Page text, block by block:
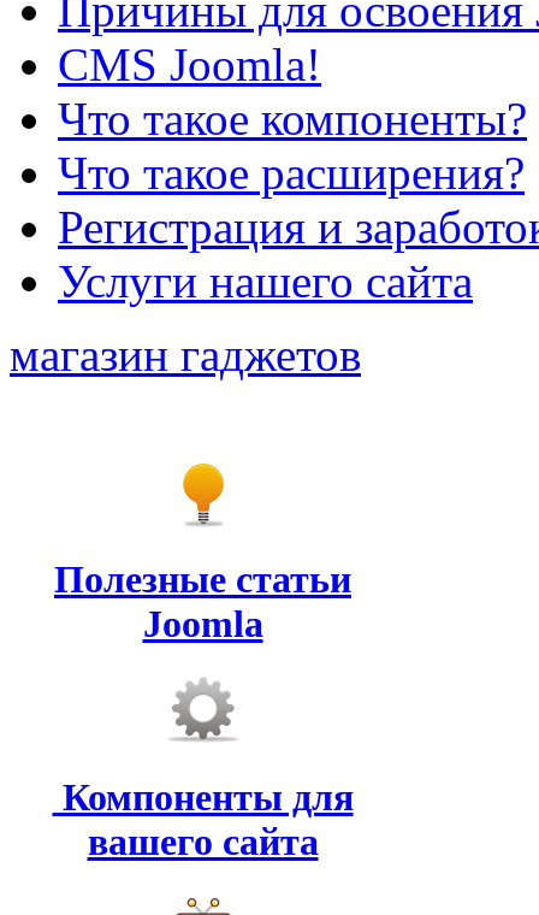
CMS Joomla!
Что такое компоненты?
Что такое расширения?
Регистрация и
Услуги нашего сайта
магазин гаджетов
Полезные статьи
Joomla
Компоненты для
вашего сайта